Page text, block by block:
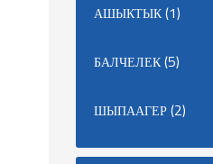
АШЫКТЫК(1)
БАЛЧЕЛЕК(5)
ШЫПААГЕР(2)